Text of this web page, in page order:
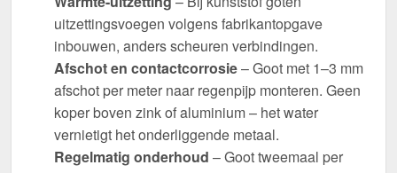
uitzettingsvoegen volgens fabrikantopgave
inbouwen, anders scheuren verbindingen.
Afschot en contactcorrosie– Goot met 1–3 mm
afschot per meter naar regenpijp monteren. Geen
koper boven zink of aluminium – het water
vernietigt het onderliggende metaal.
Regelmatig onderhoud – Goot tweemaal per